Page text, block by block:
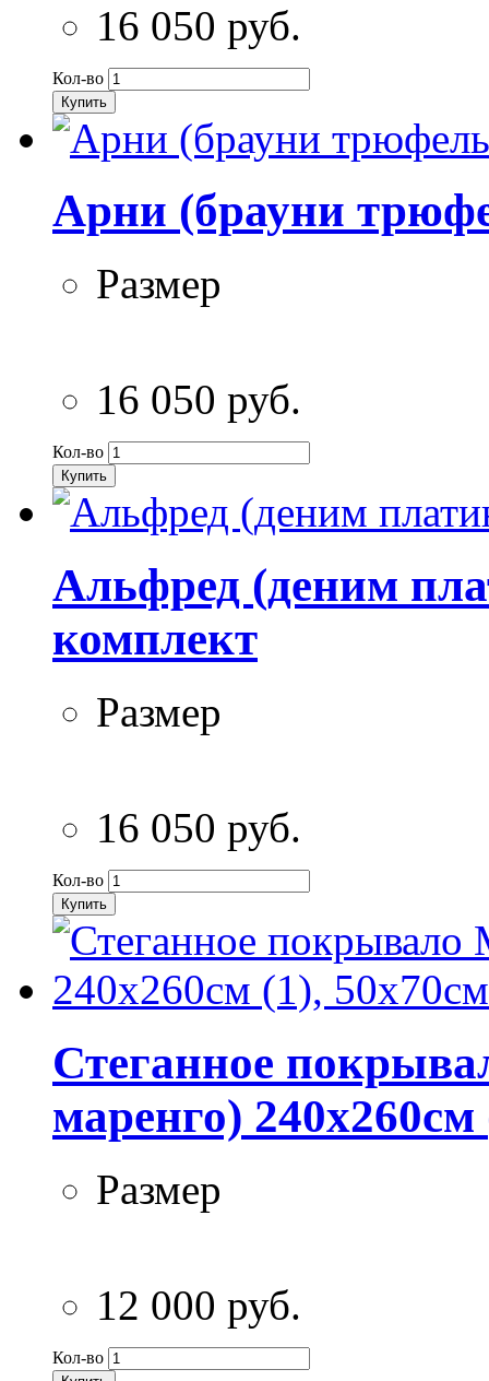
16 050 руб.
Кол-во
Купить
Арни (брауни
Размер
16 050 руб.
Кол-во
Купить
Альфред (деним
комплект
Размер
16 050 руб.
Кол-во
Купить
Стеганное
маренго)
Размер
12 000 руб.
Кол-во